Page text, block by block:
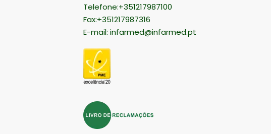
Telefone:+351217987100
Fax:+351217987316
E-mail: infarmed@infarmed.pt